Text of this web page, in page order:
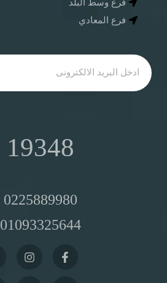
فرع وسط البلد
فرع المعادي
19348
0225889980
01093325644